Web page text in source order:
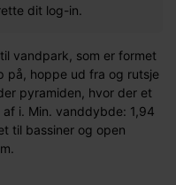
dit log-in.
vandpark, som er formet
på, hoppe ud fra og rutsje
pyramiden, hvor der et
i. Min. vanddybde: 1,94
til bassiner og open